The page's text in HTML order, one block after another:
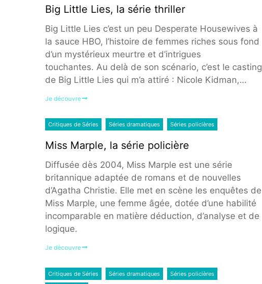
Big Little Lies, la série thriller
Big Little Lies c’est un peu Desperate Housewives à
la sauce HBO, l’histoire de femmes riches sous fond
d’un mystérieux meurtre et d’intrigues
touchantes. Au delà de son scénario, c’est le casting
de Big Little Lies qui m’a attiré : Nicole Kidman,…
Je découvre
Critiques de Séries Séries dramatiques Séries policières
Miss Marple, la série policière
Diffusée dès 2004, Miss Marple est une série
britannique adaptée de romans et de nouvelles
d’Agatha Christie. Elle met en scène les enquêtes de
Miss Marple, une femme âgée, dotée d’une habilité
incomparable en matière déduction, d’analyse et de
logique.
Je découvre
Critiques de Séries Séries dramatiques Séries policières